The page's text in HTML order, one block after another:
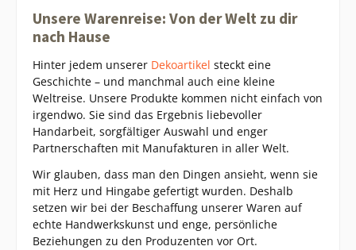
Unsere Warenreise: Von der Welt zu dir
nach Hause
Hinter jedem unserer Dekoartikel steckt eine
Geschichte – und manchmal auch eine kleine
Weltreise. Unsere Produkte kommen nicht einfach von
irgendwo. Sie sind das Ergebnis liebevoller
Handarbeit, sorgfältiger Auswahl und enger
Partnerschaften mit Manufakturen in aller Welt.
Wir glauben, dass man den Dingen ansieht, wenn sie
mit Herz und Hingabe gefertigt wurden. Deshalb
setzen wir bei der Beschaffung unserer Waren auf
echte Handwerkskunst und enge, persönliche
Beziehungen zu den Produzenten vor Ort.